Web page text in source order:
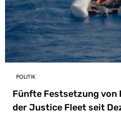
POLITIK
Fünfte Festsetzung
der Justice Fleet seit